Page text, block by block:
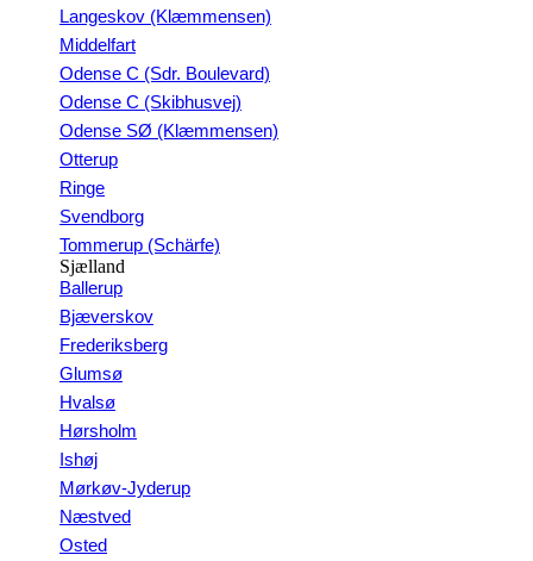
Langeskov (Klæmmensen)
Middelfart
Odense C (Sdr. Boulevard)
Odense C (Skibhusvej)
Odense SØ (Klæmmensen)
Otterup
Ringe
Svendborg
Tommerup (Schärfe)
Sjælland
Ballerup
Bjæverskov
Frederiksberg
Glumsø
Hvalsø
Hørsholm
Ishøj
Mørkøv-Jyderup
Næstved
Osted